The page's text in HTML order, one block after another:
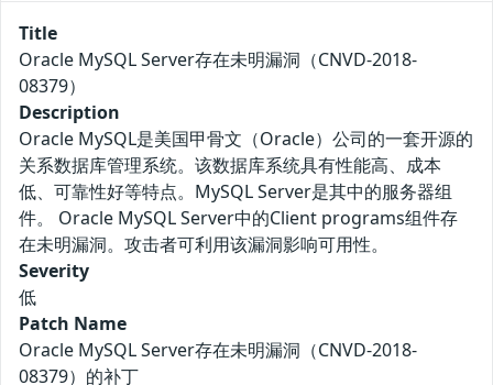
Title
Oracle MySQL Server存在未明漏洞（CNVD-2018-
08379）
Description
Oracle MySQL是美国甲骨文（Oracle）公司的一套开源的
关系数据库管理系统。该数据库系统具有性能高、成本
低、可靠性好等特点。MySQL Server是其中的服务器组
件。 Oracle MySQL Server中的Client programs组件存
在未明漏洞。攻击者可利用该漏洞影响可用性。
Severity
低
Patch Name
Oracle MySQL Server存在未明漏洞（CNVD-2018-
08379）的补丁